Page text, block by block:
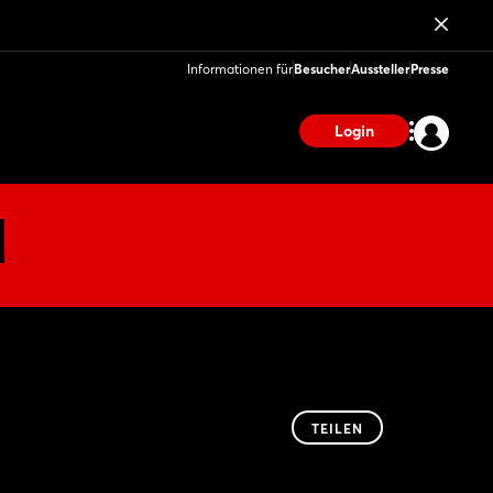
Informationen fürBesucherAusstellerPresse
Login
TEILEN